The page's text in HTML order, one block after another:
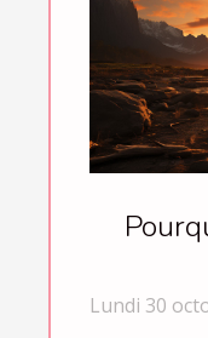
Lundi 30